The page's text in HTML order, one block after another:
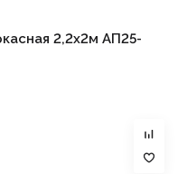
2,2х2м АП25-